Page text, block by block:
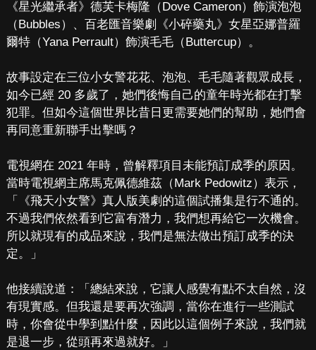
《星光繼承者》德芙卡梅隆（Dove Cameron）飾演泡泡
（Bubbles）、百老匯音樂劇《小碎藥丸》女星亞娜普羅
爾特（Yana Perrault）飾演毛毛（Buttercup）。
故事設定在三位小女警花花、泡泡、毛毛隨著觀眾成長，
如今已經 20 多歲了，她們後悔自己的童年時光都在打擊
犯罪。但如今這個世界比昔日更需要她們的幫助，她們會
再同意重新聯手出擊嗎？
電視網在 2021 年時，曾解釋項目未能預訂成季的原因。
當時電視網主席馬克佩德維茲（Mark Pedowitz）表示，
「《飛天小女警》真人版美劇的這個試播集是行不通的。
不過我們依然看到它富有潛力，我們想再給它一次機會。
所以就現有的成品來說，我們是無法做出預訂成季的決
定。」
他接續說道：「總結來說，它讓人感覺有點不太自然，沒
有現實感。但我還是要再次強調，當你在進行一些測試
時，你會從中學到點什麼，因此以這個例子來說，我們就
是退一步，從頭再來過就好。」